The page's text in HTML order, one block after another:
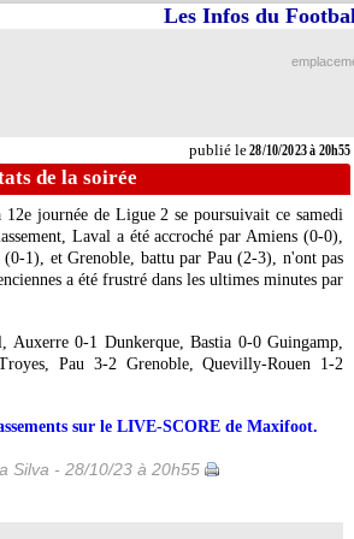
publié le28/10/2023 à 20h55
Les Infos du
de la soirée
journée de Ligue 2 se poursuivait ce samedi
Laval a été accroché par Amiens (0-0),
1), et Grenoble, battu par Pau (2-3), n'ont pas
a été frustré dans les ultimes minutes par
Auxerre 0-1 Dunkerque, Bastia 0-0 Guingamp,
Pau 3-2 Grenoble, Quevilly-Rouen 1-2
sur le LIVE-SCORE de Maxifoot.
Silva - 28/10/23 à 20h55